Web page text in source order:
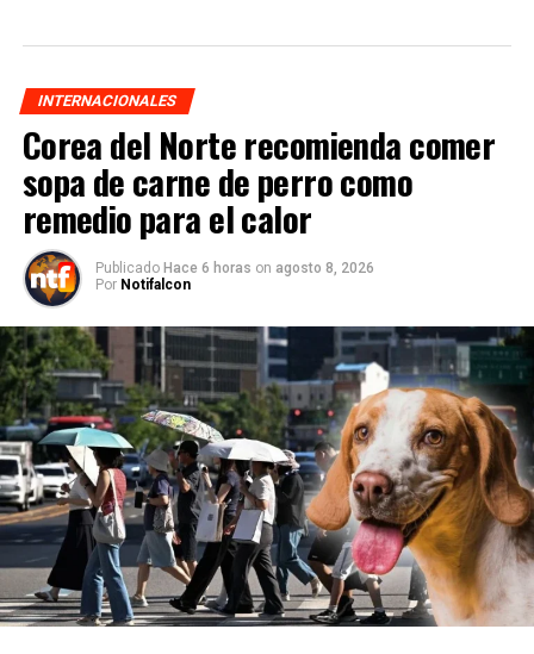
INTERNACIONALES
Corea del Norte recomienda comer
sopa de carne de perro como
remedio para el calor
Publicado Hace 6 horas on agosto 8, 2026
Por Notifalcon